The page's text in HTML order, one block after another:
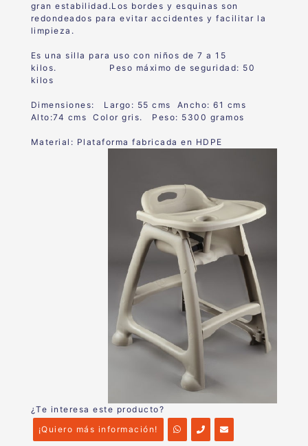
gran estabilidad.Los bordes y esquinas son
redondeados para evitar accidentes y facilitar la
limpieza.
Es una silla para uso con niños de 7 a 15
kilos. Peso máximo de seguridad: 50
kilos
Dimensiones: Largo: 55 cms Ancho: 61 cms
Alto:74 cms Color gris. Peso: 5300 gramos
Material: Plataforma fabricada en HDPE
¿Te interesa este producto?
¡Quiero más información!